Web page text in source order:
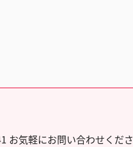
お気軽にお問い合わせくだ